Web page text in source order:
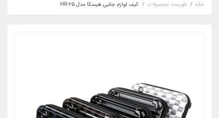
خانه فهرست محصولات کیف لوازم جانبی هیسکا مدل HR-25